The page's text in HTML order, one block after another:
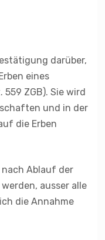
darüber,
eines
ZGB). Sie wird
und in der
die Erben
nach Ablauf der
ausser alle
die Annahme